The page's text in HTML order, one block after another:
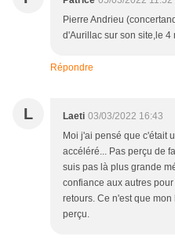
Pierre Andrieu
d'Aurillac sur son site,le 4
Répondre
L Laeti 03/03/2022 16:43
Moi j'ai pensé que c'était
accéléré... Pas perçu de
suis pas là plus grande
confiance aux autres
retours. Ce n'est que
perçu.